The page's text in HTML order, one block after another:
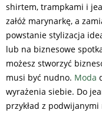
shirtem, trampkami i
załóż marynarkę, a
powstanie stylizacja
lub na biznesowe
możesz stworzyć
musi być nudno. Moda
wyrażenia siebie. Do
przykład z